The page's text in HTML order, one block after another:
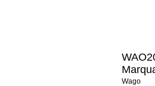
Wago